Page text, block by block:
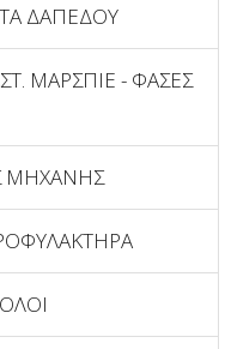
ΔΑΠΕΔΟΥ
ΜΑΡΣΠΙΕ - ΦΑΣΕΣ
ΜΗΧΑΝΗΣ